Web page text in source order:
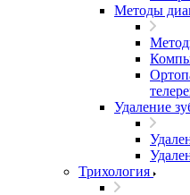
Методы
Удаление
Трихология